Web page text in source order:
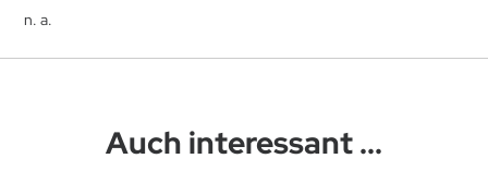
n. a.
Auch interessant ...